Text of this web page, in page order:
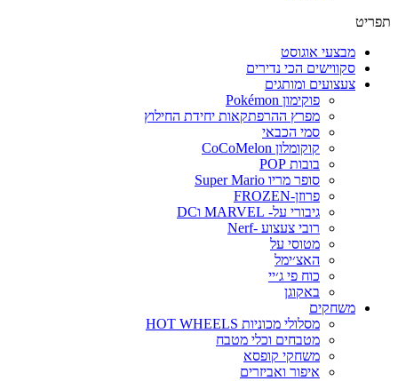
תפריט
מבצעי אוגוסט
סקווישים הכי נדירים
צעצועים ומותגים
פוקימון Pokémon
מפרץ ההרפתקאות יחידת החילוץ
סמי הכבאי
קוקומלון CoCoMelon
בובות POP
סופר מריו Super Mario
פרוזן-FROZEN
גיבורי על- MARVEL וDC
רובי צעצוע -Nerf
מטוסי על
האצ׳ימל
כוח פי ג׳יי
באקוגן
משחקים
מסלולי מכוניות HOT WHEELS
מטבחים וכלי מטבח
משחקי קופסא
איפור ואביזרים